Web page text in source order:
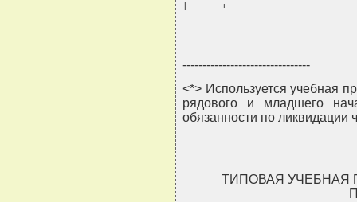
¦------
--------------------------------
<*> Используется учебная
рядового и младшего
обязанности по ликвидации
ТИПОВАЯ УЧЕБНАЯ